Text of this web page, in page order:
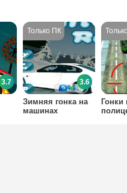
3.7
Зимняя гонка на
машинах
3.6
Гонки